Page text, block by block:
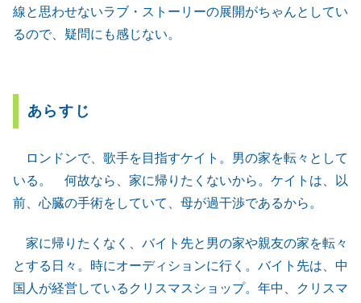
線と思わせないラブ・ストーリーの展開がちゃんとしてい
るので、疑問にも感じない。
あらすじ
ロンドンで、歌手を目指すケイト。男の家を転々として
いる。 何故なら、家に帰りたくないから。ケイトは、以
前、心臓の手術をしていて、母が過干渉であるから。
家に帰りたくなく、バイト先と男の家や親友の家を転々
とする日々。時にオーディションに行く。バイト先は、中
国人が経営しているクリスマスショップ。年中、クリスマ